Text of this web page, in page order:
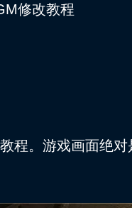
修改教程
程。游戏画面绝